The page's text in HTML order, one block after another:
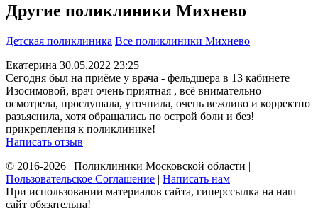
Другие поликлиники Михнево
Детская поликлиника Все поликлиники Михнево
Екатерина 30.05.2022 23:25
Сегодня был на приёме у врача - фельдшера в 13 кабинете
Изосимовой, врач очень приятная , всё внимательно
осмотрела, прослушала, уточнила, очень вежливо и корректно
разъяснила, хотя обращались по острой боли и без!
прикрепления к поликлинике!
Написать отзыв
© 2016-2026 | Поликлиники Московской области |
Пользовательское Соглашение | Написать нам
При использовании материалов сайта, гиперссылка на наш
сайт обязательна!